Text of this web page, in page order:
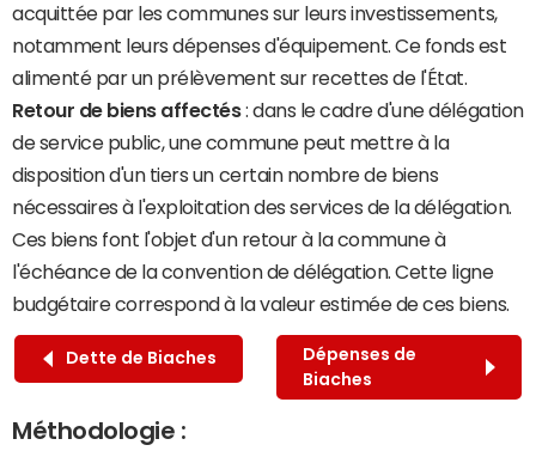
acquittée par les communes sur leurs investissements,
notamment leurs dépenses d'équipement. Ce fonds est
alimenté par un prélèvement sur recettes de l'État.
Retour de biens affectés: dans le cadre d'une délégation
de service public, une commune peut mettre à la
disposition d'un tiers un certain nombre de biens
nécessaires à l'exploitation des services de la délégation.
Ces biens font l'objet d'un retour à la commune à
l'échéance de la convention de délégation. Cette ligne
budgétaire correspond à la valeur estimée de ces biens.
Dette de Biaches
Dépenses de
Biaches
Méthodologie :